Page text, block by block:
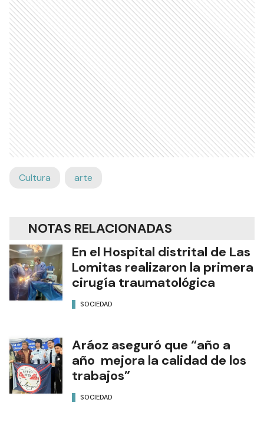
Cultura arte
NOTAS RELACIONADAS
En el Hospital distrital de Las
Lomitas realizaron la primera
cirugía traumatológica
SOCIEDAD
Aráoz aseguró que “año a
año mejora la calidad de los
trabajos”
SOCIEDAD